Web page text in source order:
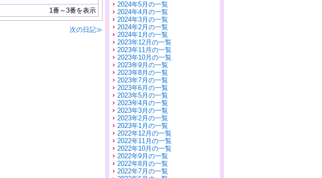
1番～3番を表示
次の日記≫
2024年5月の一覧
2024年4月の一覧
2024年3月の一覧
2024年2月の一覧
2024年1月の一覧
2023年12月の一覧
2023年11月の一覧
2023年10月の一覧
2023年9月の一覧
2023年8月の一覧
2023年7月の一覧
2023年6月の一覧
2023年5月の一覧
2023年4月の一覧
2023年3月の一覧
2023年2月の一覧
2023年1月の一覧
2022年12月の一覧
2022年11月の一覧
2022年10月の一覧
2022年9月の一覧
2022年8月の一覧
2022年7月の一覧